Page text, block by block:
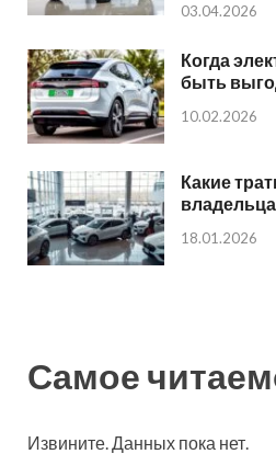
03.04.2026
Когда
быть
10.02.2026
Какие
18.01.2026
Самое
Извините. Данных пока нет.